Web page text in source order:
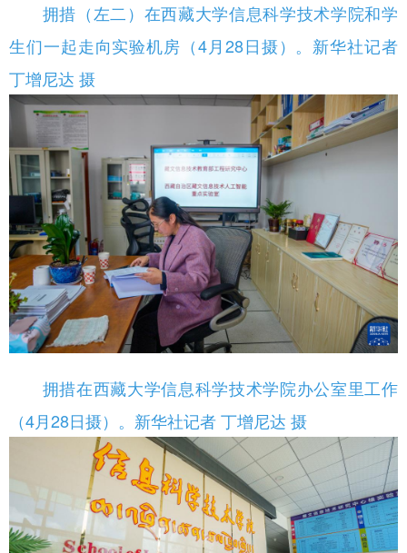
拥措（左二）在西藏大学信息科学技术学院和学
生们一起走向实验机房（4月28日摄）。新华社记者
丁增尼达 摄
拥措在西藏大学信息科学技术学院办公室里工作
（4月28日摄）。新华社记者 丁增尼达 摄